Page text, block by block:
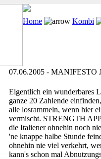
Home Kombi
07.06.2005 -
Eigentlich ein wunderbares
ganze 20 Zahlende
alle losrammeln, wenn hier
vermischt. STRENGTH
die Italiener ohnehin noch
'ne knappe halbe Stunde
ohnehin nie viel verkehrt,
kann's schon mal